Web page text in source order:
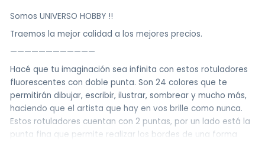
Somos UNIVERSO HOBBY !!
Traemos la mejor calidad a los mejores precios.
————————————
Hacé que tu imaginación sea infinita con estos rotuladores
fluorescentes con doble punta. Son 24 colores que te
permitirán dibujar, escribir, ilustrar, sombrear y mucho más,
haciendo que el artista que hay en vos brille como nunca.
Estos rotuladores cuentan con 2 puntas, por un lado está la
punta fina que permite realizar los bordes de una forma